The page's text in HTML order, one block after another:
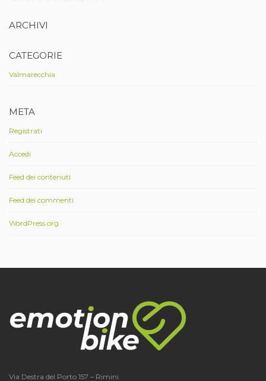
ARCHIVI
CATEGORIE
Valmarecchia
META
Registrati
Accedi
Feed dei contenuti
Feed dei commenti
WordPress.org
Via Destra del Porto 157 – Rimini